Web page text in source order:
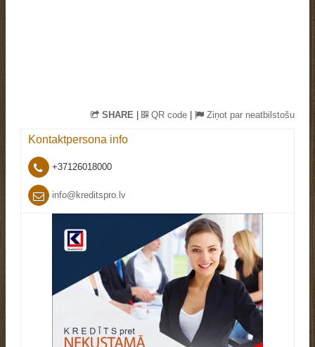
SHARE | QR code | Ziņot par neatbilstošu
Kontaktpersona info
+37126018000
info@kreditspro.lv